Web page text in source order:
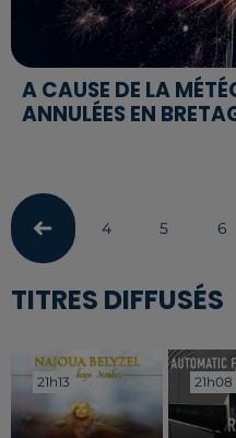
A CAUSE DE LA
ANNULÉES EN
4 5 6
TITRES DIFFUSÉS
21h13
21h13 21h08
21h08